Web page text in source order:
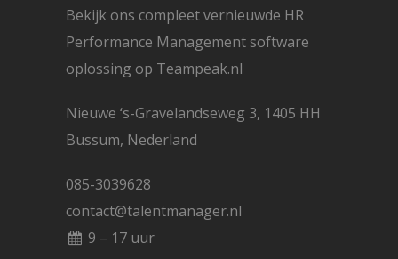
Bekijk ons compleet vernieuwde HR
Performance Management software
oplossing op Teampeak.nl
Nieuwe ‘s-Gravelandseweg 3, 1405 HH
Bussum, Nederland
085-3039628
contact@talentmanager.nl
9 – 17 uur